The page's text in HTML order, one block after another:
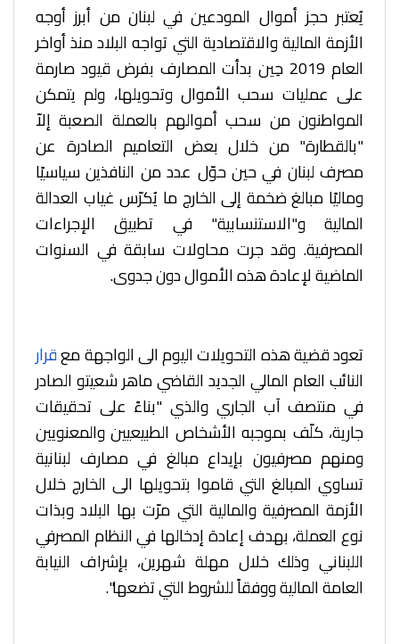
يُعتبر حجز أموال المودعين في لبنان من أبرز أوجه
الأزمة المالية والاقتصادية التي تواجه البلاد منذ أواخر
العام 2019 حِين بدأت المصارف بفرض قيود صارمة
على عمليات سحب الأموال وتحويلها، ولم يتمكن
المواطنون من سحب أموالهم بالعملة الصعبة إلاّ
"بالقطارة" من خلال بعض التعاميم الصادرة عن
مصرف لبنان في حين حوّل عدد من النافذين سياسيًا
وماليًا مبالغ ضخمة إلى الخارج ما يُكرّس غياب العدالة
المالية و"الاستنسابية" في تطبيق الإجراءات
المصرفية. وقد جرت محاولات سابقة في السنوات
الماضية لإعادة هذه الأموال دون جدوى.
تعود قضية هذه التحويلات اليوم الى الواجهة معقرار
النائب العام المالي الجديد القاضي ماهر شعيتو الصادر
في منتصف آب الجاري والذي "بناءً على تحقيقات
جارية، كلّف بموجبه الأشخاص الطبيعيين والمعنويين
ومنهم مصرفيون بإيداع مبالغ في مصارف لبنانية
تساوي المبالغ التي قاموا بتحويلها الى الخارج خلال
الأزمة المصرفية والمالية التي مرّت بها البلاد وبذات
نوع العملة، بهدف إعادة إدخالها في النظام المصرفي
اللبناني وذلك خلال مهلة شهرين، بإشراف النيابة
العامة المالية ووفقاً للشروط التي تضعها".